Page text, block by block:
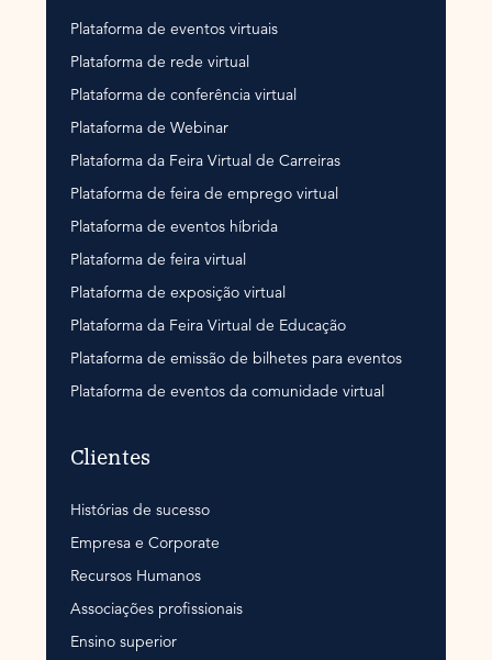
Plataforma de eventos virtuais
Plataforma de rede virtual
Plataforma de conferência virtual
Plataforma de Webinar
Plataforma da Feira Virtual de Carreiras
Plataforma de feira de emprego virtual
Plataforma de eventos híbrida
Plataforma de feira virtual
Plataforma de exposição virtual
Plataforma da Feira Virtual de Educação
Plataforma de emissão de bilhetes para eventos
Plataforma de eventos da comunidade virtual
Clientes
Histórias de sucesso
Empresa e Corporate
Recursos Humanos
Associações profissionais
Ensino superior